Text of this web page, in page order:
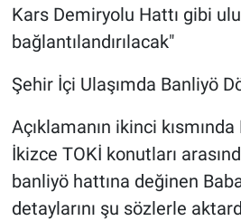
Kars Demiryolu Hattı gibi
bağlantılandırılacak"
Şehir İçi Ulaşımda Banliyö
Açıklamanın ikinci
İkizce TOKİ konutları
banliyö hattına değinen
detaylarını şu sözlerle